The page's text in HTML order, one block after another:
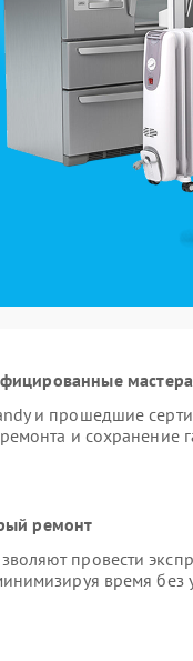
мастера
и прошедшие
и сохранение
ремонт
провести
время без